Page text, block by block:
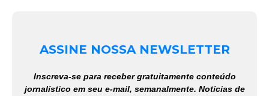
ASSINE NOSSA NEWSLETTER
Inscreva-se para receber gratuitamente conteúdo
jornalístico em seu e-mail, semanalmente. Notícias de